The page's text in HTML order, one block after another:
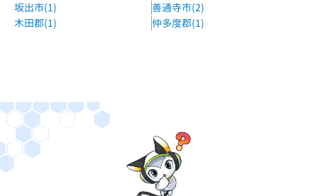
坂出市(1)
善通寺市(2)
木田郡(1)
仲多度郡(1)